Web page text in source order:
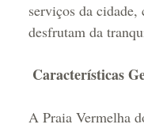
serviços da cidade,
desfrutam da
Características
A Praia Vermelha